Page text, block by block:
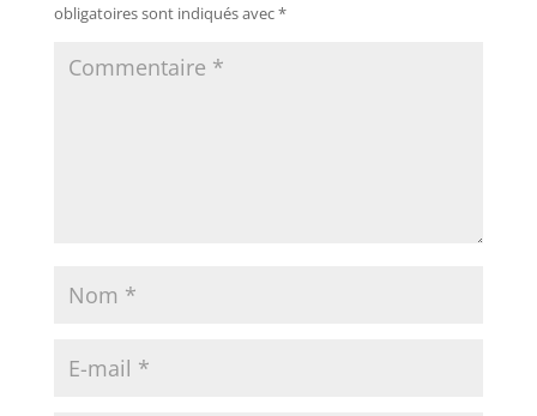
obligatoires sont indiqués avec*